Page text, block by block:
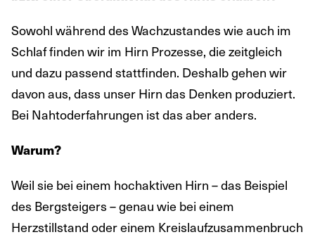
Sowohl während des Wachzustandes wie auch im
Schlaf finden wir im Hirn Prozesse, die zeitgleich
und dazu passend stattfinden. Deshalb gehen wir
davon aus, dass unser Hirn das Denken produziert.
Bei Nahtoderfahrungen ist das aber anders.
Warum?
Weil sie bei einem hochaktiven Hirn – das Beispiel
des Bergsteigers – genau wie bei einem
Herzstillstand oder einem Kreislaufzusammenbruch